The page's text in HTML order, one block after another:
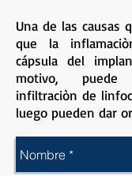
Una de las causas
que la
cápsula del
motivo,
infiltraciòn de
luego pueden dar